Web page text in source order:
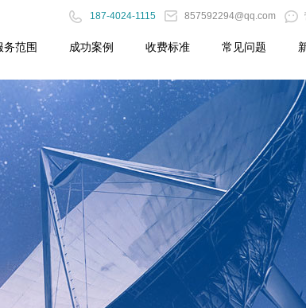
187-4024-1115 857592294@qq.com
务范围 成功案例 收费标准 常见问题